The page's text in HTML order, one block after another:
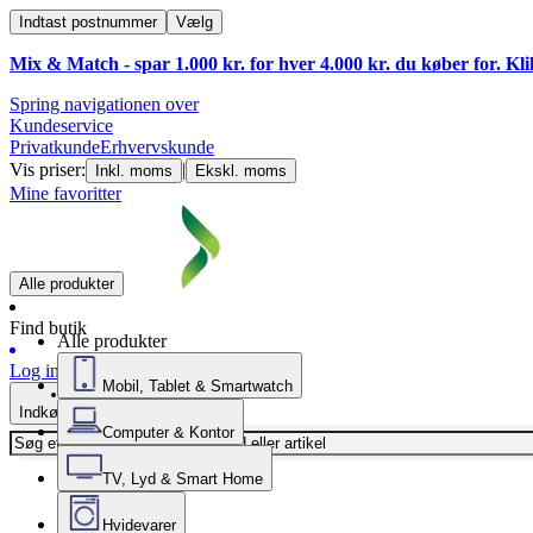
Indtast postnummer Vælg
Mix & Match - spar 1.000 kr. for hver 4.000 kr. du køber for.
Spring navigationen over
Kundeservice
PrivatkundeErhvervskunde
Vis priser:
Inkl. moms | Ekskl. moms
Mine favoritter
Alle produkter
Find butik
Log ind
Indkøbskurv
Alle produkter
Mobil, Tablet & Smartwatch
Computer & Kontor
TV, Lyd & Smart Home
Hvidevarer